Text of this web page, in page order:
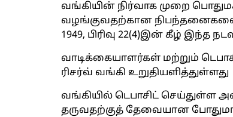
வங்கியின் நிர்வாக முறை
வழங்குவதற்கான
1949, பிரிவு 22(4)இன் கீழ்
வாடிக்கையாளர்கள் மற்றும்
ரிசர்வ் வங்கி உறுதியளித்துள்ளது
வங்கியில் டெபாசிட் செய்துள்ள
தருவதற்குத் தேவையான